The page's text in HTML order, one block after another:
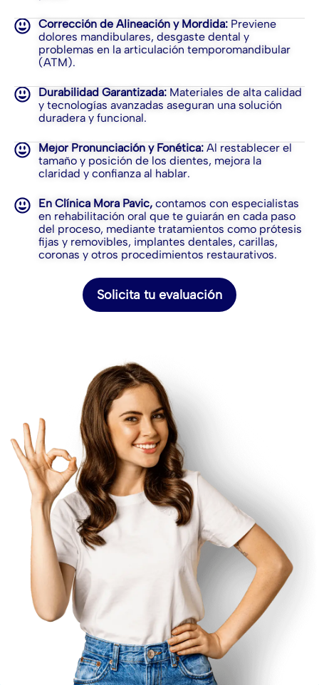
Corrección de Alineación y Mordida: Previene
dolores mandibulares, desgaste dental y
problemas en la articulación temporomandibular
(ATM).
Durabilidad Garantizada:Materiales de alta calidad
y tecnologías avanzadas aseguran una solución
duradera y funcional.
Mejor Pronunciación y Fonética: Al restablecer el
tamaño y posición de los dientes, mejora la
claridad y confianza al hablar.
En Clínica Mora Pavic,contamos con especialistas
en rehabilitación oral que te guiarán en cada paso
del proceso, mediante tratamientos como prótesis
fijas y removibles, implantes dentales, carillas,
coronas y otros procedimientos restaurativos.
Solicita tu evaluación